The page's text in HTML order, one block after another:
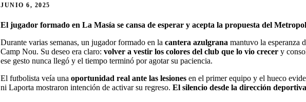
JUNIO 6, 2025
El jugador formado en La Masía se cansa de esperar y acepta la propuesta del
Durante varias semanas, un jugador formado en la cantera azulgrana mantuvo la esperanza
Camp Nou. Su deseo era claro: volver a vestir los colores del club que lo vio crecer y
ese gesto nunca llegó y el tiempo terminó por agotar su paciencia.
El futbolista veía una oportunidad real ante las lesiones en el primer equipo y el hueco
ni Laporta mostraron intención de activar su regreso. El silencio desde la dirección